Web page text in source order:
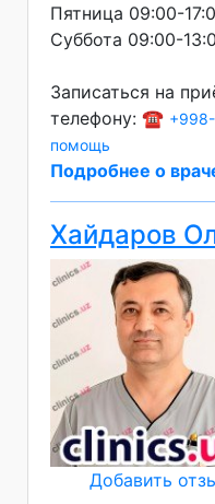
Пятница 09:00-
Суббота 09:00-
Записаться на
телефону: ☎️
помощь
Подробнее о
Хайдаров
Добавить